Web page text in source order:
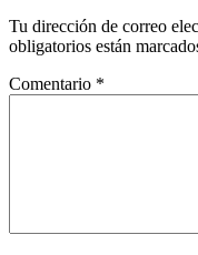
Tu dirección de correo
obligatorios están
Comentario *